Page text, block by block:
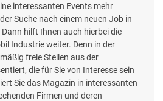
interessanten Events mehr
Suche nach einem neuen Job in
hilft Ihnen auch hierbei die
Industrie weiter. Denn in der
freie Stellen aus der
die für Sie von Interesse sein
Sie das Magazin in interessanten
Firmen und deren